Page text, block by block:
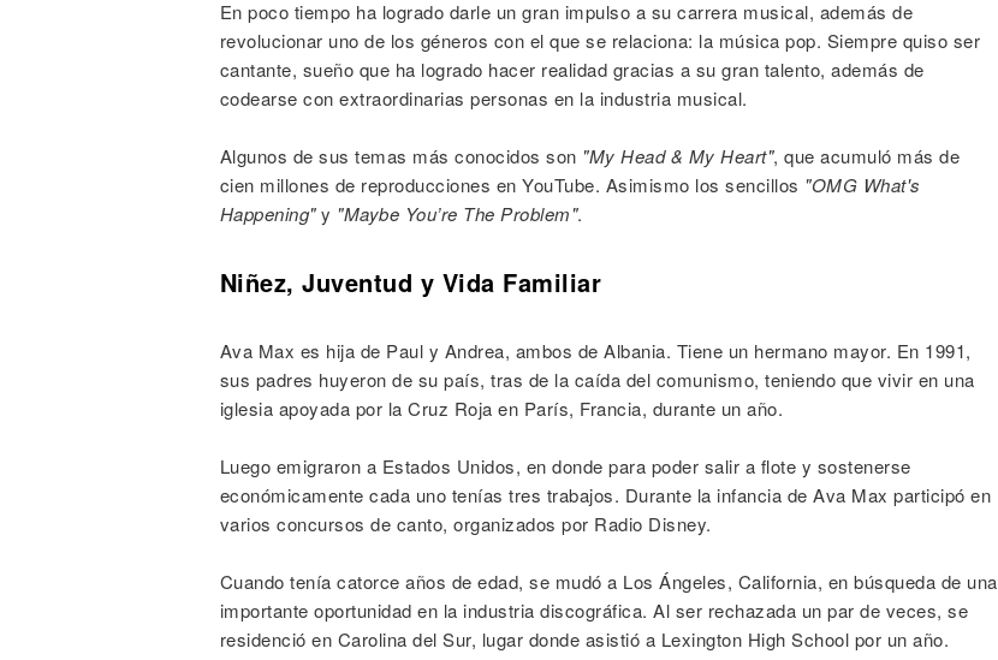
En poco tiempo ha logrado darle un gran impulso a su carrera musical, además de
revolucionar uno de los géneros con el que se relaciona: la música pop. Siempre quiso ser
cantante, sueño que ha logrado hacer realidad gracias a su gran talento, además de
codearse con extraordinarias personas en la industria musical.
Algunos de sus temas más conocidos son "My Head & My Heart", que acumuló más de
cien millones de reproducciones en YouTube. Asimismo los sencillos "OMG What's
Happening"y "Maybe You’re The Problem".
Niñez, Juventud y Vida Familiar
Ava Max es hija de Paul y Andrea, ambos de Albania. Tiene un hermano mayor. En 1991,
sus padres huyeron de su país, tras de la caída del comunismo, teniendo que vivir en una
iglesia apoyada por la Cruz Roja en París, Francia, durante un año.
Luego emigraron a Estados Unidos, en donde para poder salir a flote y sostenerse
económicamente cada uno tenías tres trabajos. Durante la infancia de Ava Max participó en
varios concursos de canto, organizados por Radio Disney.
Cuando tenía catorce años de edad, se mudó a Los Ángeles, California, en búsqueda de una
importante oportunidad en la industria discográfica. Al ser rechazada un par de veces, se
residenció en Carolina del Sur, lugar donde asistió a Lexington High School por un año.